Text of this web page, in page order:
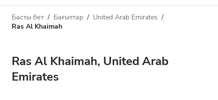
Диализ түрі
HD диализ
Қашықтық
Рейтинг
Баға
Басты бет Бағыттар
United Arab Emirates
Ras Al Khaimah
Ras Al Khaimah, United Arab
Emirates